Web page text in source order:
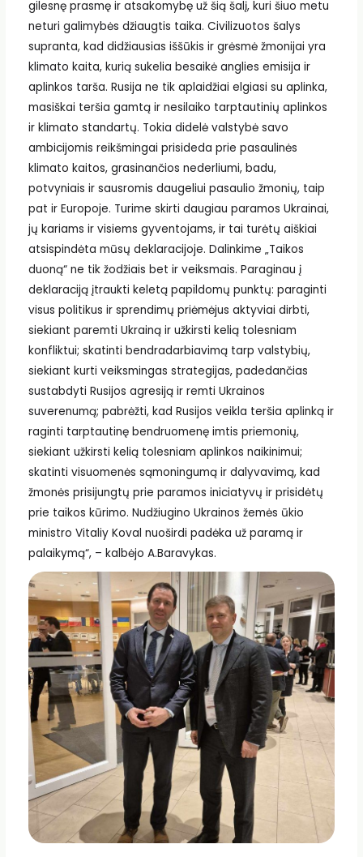
gilesnę prasmę ir atsakomybę už šią šalį, kuri šiuo metu
neturi galimybės džiaugtis taika. Civilizuotos šalys
supranta, kad didžiausias iššūkis ir grėsmė žmonijai yra
klimato kaita, kurią sukelia besaikė anglies emisija ir
aplinkos tarša. Rusija ne tik aplaidžiai elgiasi su aplinka,
masiškai teršia gamtą ir nesilaiko tarptautinių aplinkos
ir klimato standartų. Tokia didelė valstybė savo
ambicijomis reikšmingai prisideda prie pasaulinės
klimato kaitos, grasinančios nederliumi, badu,
potvyniais ir sausromis daugeliui pasaulio žmonių, taip
pat ir Europoje. Turime skirti daugiau paramos Ukrainai,
jų kariams ir visiems gyventojams, ir tai turėtų aiškiai
atsispindėta mūsų deklaracijoje. Dalinkime „Taikos
duoną“ ne tik žodžiais bet ir veiksmais. Paraginau į
deklaraciją įtraukti keletą papildomų punktų: paraginti
visus politikus ir sprendimų priėmėjus aktyviai dirbti,
siekiant paremti Ukrainą ir užkirsti kelią tolesniam
konfliktui; skatinti bendradarbiavimą tarp valstybių,
siekiant kurti veiksmingas strategijas, padedančias
sustabdyti Rusijos agresiją ir remti Ukrainos
suverenumą; pabrėžti, kad Rusijos veikla teršia aplinką ir
raginti tarptautinę bendruomenę imtis priemonių,
siekiant užkirsti kelią tolesniam aplinkos naikinimui;
skatinti visuomenės sąmoningumą ir dalyvavimą, kad
žmonės prisijungtų prie paramos iniciatyvų ir prisidėtų
prie taikos kūrimo. Nudžiugino Ukrainos žemės ūkio
ministro Vitaliy Koval nuoširdi padėka už paramą ir
palaikymą“, – kalbėjo A.Baravykas.